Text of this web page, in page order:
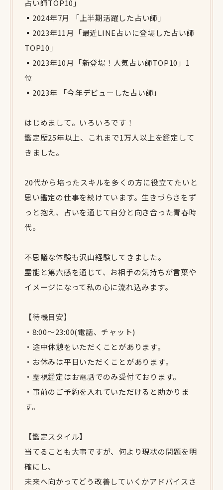
占い師TOP10」
▪️2024年7月 「上半期活躍した占い師」
▪️2023年11月「最近LINE占いに登場した占い師
TOP10」
▪️2023年10月「新登場！人気占い師TOP10」1
位
▪️2023年 「今年デビューした占い師」
はじめまして。いろいろです！
鑑定歴25年以上、これまで1万人以上を鑑定して
きました。
20代から培ったスキルを多くの方に役立てたいと
思い鑑定の仕事を続けています。生きづらさをず
っと抱え、占いを通じて自分と向き合った青春時
代。
不思議な体験も沢山経験してきました。
霊能と第六感を通じて、お相手の気持ちが言葉や
イメージになって私の心に流れ込みます。
【待機目安】
・8:00〜23:00(電話、チャット)
・途中休憩をいただくことがあります。
・お休みは平日いただくことがあります。
・霊視鑑定はお電話でのみ受付ております。
・事前のご予約を入れていただけると助かりま
す。
【鑑定スタイル】
当てることも大事ですが、何より現状の問題を明
確にし、
未来へ向かってどう改善していくかアドバイスさ